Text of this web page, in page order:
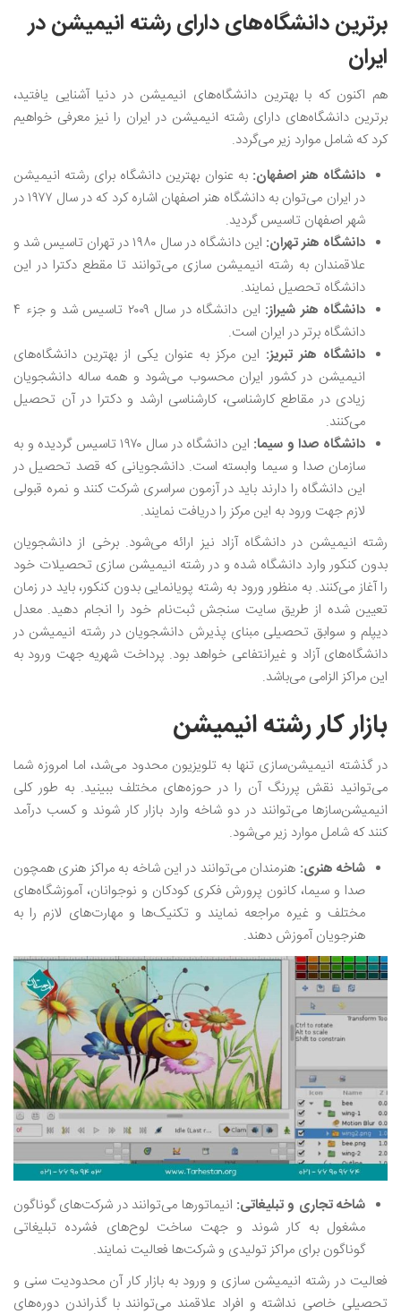
برترین دانشگاه‌های دارای رشته انیمیشن در
ایران
هم ‌اکنون که با بهترین دانشگاه‌های انیمیشن در دنیا آشنایی یافتید،
برترین دانشگاه‌های دارای رشته انیمیشن در ایران را نیز معرفی خواهیم
کرد که شامل موارد زیر می‌گردد.
دانشگاه هنر اصفهان: به عنوان بهترین دانشگاه برای رشته انیمیشن
در ایران می‌توان به دانشگاه هنر اصفهان اشاره کرد که در سال ۱۹۷۷ در
شهر اصفهان تاسیس گردید.
دانشگاه هنر تهران:
این دانشگاه در سال ۱۹۸۰ در تهران تاسیس شد و
علاقمندان به رشته انیمیشن سازی می‌توانند تا مقطع دکترا در این
دانشگاه تحصیل نمایند.
دانشگاه هنر شیراز:
این دانشگاه در سال ۲۰۰۹ تاسیس شد و جزء ۴
دانشگاه برتر در ایران است.
دانشگاه هنر تبریز: این مرکز به عنوان یکی از بهترین دانشگاه‌های
انیمیشن در کشور ایران محسوب می‌شود و همه ساله دانشجویان
زیادی در مقاطع کارشناسی، کارشناسی ارشد و دکترا در آن تحصیل
می‌کنند.
دانشگاه صدا و سیما:
این دانشگاه در سال ۱۹۷۰ تاسیس گردیده و به
سازمان صدا و سیما وابسته است. دانشجویانی که قصد تحصیل در
این دانشگاه را دارند باید در آزمون سراسری شرکت کنند و نمره قبولی
لازم جهت ورود به این مرکز را دریافت نمایند.
رشته انیمیشن در دانشگاه آزاد نیز ارائه می‌شود. برخی از دانشجویان
بدون کنکور وارد دانشگاه شده و در رشته انیمیشن سازی تحصیلات خود
را آغاز می‌کنند. به منظور ورود به رشته پویانمایی بدون کنکور، باید در زمان
تعیین شده از طریق سایت سنجش ثبت‌نام خود را انجام دهید. معدل
دیپلم و سوابق تحصیلی مبنای پذیرش دانشجویان در رشته انیمیشن در
دانشگاه‌های آزاد و غیرانتفاعی خواهد بود. پرداخت شهریه جهت ورود به
این مراکز الزامی می‌باشد.
بازار کار رشته انیمیشن
در گذشته انیمیشن‌سازی تنها به تلویزیون محدود می‌شد، اما امروزه شما
می‌توانید نقش پررنگ آن را در حوزه‌های مختلف ببینید. به طور کلی
انیمیشن‌سازها می‌توانند در دو شاخه وارد بازار کار شوند و کسب درآمد
کنند که شامل موارد زیر می‌شود.
شاخه هنری: هنرمندان می‌توانند در این شاخه به مراکز هنری همچون
صدا و سیما، کانون پرورش فکری کودکان و نوجوانان، آموزشگاه‌های
مختلف و غیره مراجعه نمایند و تکنیک‌ها و مهارت‌های لازم را به
هنرجویان آموزش دهند.
شاخه تجاری و تبلیغاتی: انیماتورها می‌توانند در شرکت‌های گوناگون
مشغول به کار شوند و جهت ساخت لوح‌های فشرده تبلیغاتی
گوناگون برای مراکز تولیدی و شرکت‌ها فعالیت نمایند.
فعالیت در رشته انیمیشن سازی و ورود به بازار کار آن محدودیت سنی و
تحصیلی خاصی نداشته و افراد علاقمند می‌توانند با گذراندن دوره‌های